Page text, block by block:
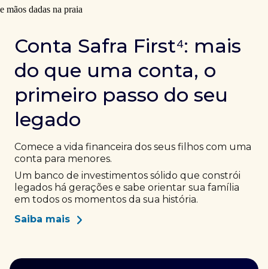
Conta Safra First⁴: mais
do que uma conta, o
primeiro passo do seu
legado
Comece a vida financeira dos seus filhos com uma
conta para menores.
Um banco de investimentos sólido que constrói
legados há gerações e sabe orientar sua família
em todos os momentos da sua história.
Saiba mais